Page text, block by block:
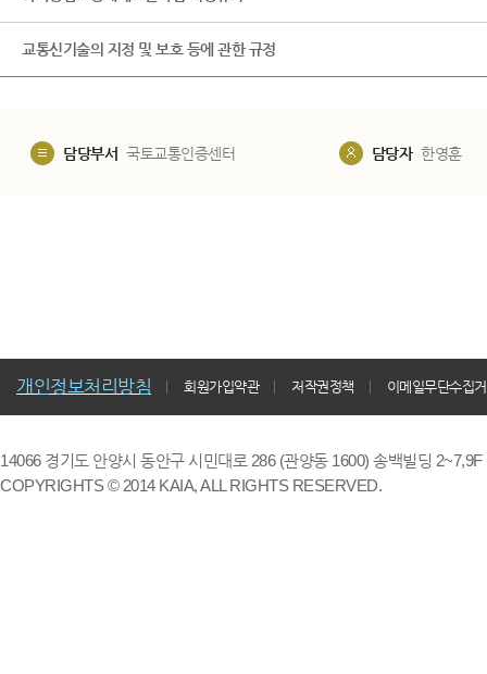
교통신기술의 지정 및 보호 등에 관한 규정
담당부서 국토교통인증센터 담당자 한영훈
개인정보처리방침 회원가입약관 저작권정책 이메일무단수집
14066 경기도 안양시 동안구 시민대로 286 (관양동 1600) 송백빌딩
COPYRIGHTS © 2014 KAIA, ALL RIGHTS RESERVED.